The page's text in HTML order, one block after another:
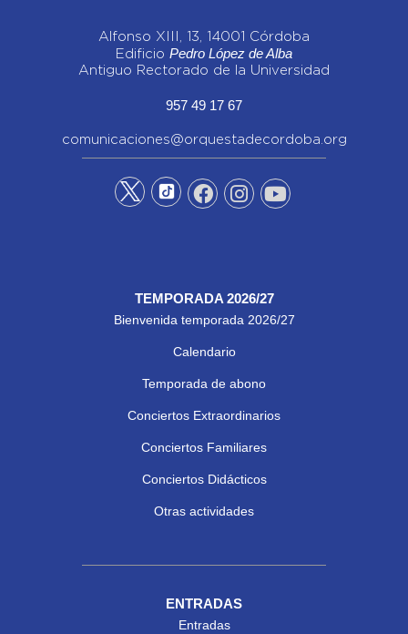
Alfonso XIII, 13, 14001 Córdoba
Edificio Pedro López de Alba
Antiguo Rectorado de la Universidad
957 49 17 67
comunicaciones@orquestadecordoba.org
TEMPORADA 2026/27
Bienvenida temporada 2026/27
Calendario
Temporada de abono
Conciertos Extraordinarios
Conciertos Familiares
Conciertos Didácticos
Otras actividades
ENTRADAS
Entradas